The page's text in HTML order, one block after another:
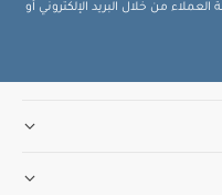
من خلال البريد الإلكتروني أو